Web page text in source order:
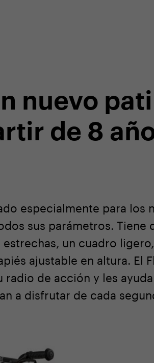
nuevo
de 8
especialmente para los
sus parámetros. Tiene
un cuadro
ajustable en altura. El
de acción y les
a disfrutar de cada